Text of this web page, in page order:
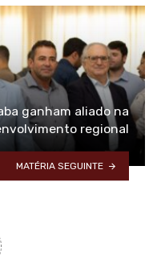
ganham aliado na
regional
MATÉRIA SEGUINTE